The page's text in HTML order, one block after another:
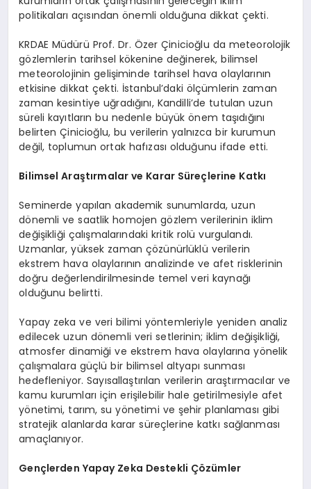
politikaları açısından önemli olduğuna dikkat çekti.
KRDAE Müdürü Prof. Dr. Özer Çinicioğlu da meteorolojik
gözlemlerin tarihsel kökenine değinerek, bilimsel
meteorolojinin gelişiminde tarihsel hava olaylarının
etkisine dikkat çekti. İstanbul’daki ölçümlerin zaman
zaman kesintiye uğradığını, Kandilli’de tutulan uzun
süreli kayıtların bu nedenle büyük önem taşıdığını
belirten Çinicioğlu, bu verilerin yalnızca bir kurumun
değil, toplumun ortak hafızası olduğunu ifade etti.
Bilimsel Araştırmalar ve Karar Süreçlerine Katkı
Seminerde yapılan akademik sunumlarda, uzun
dönemli ve saatlik homojen gözlem verilerinin iklim
değişikliği çalışmalarındaki kritik rolü vurgulandı.
Uzmanlar, yüksek zaman çözünürlüklü verilerin
ekstrem hava olaylarının analizinde ve afet risklerinin
doğru değerlendirilmesinde temel veri kaynağı
olduğunu belirtti.
Yapay zeka ve veri bilimi yöntemleriyle yeniden analiz
edilecek uzun dönemli veri setlerinin; iklim değişikliği,
atmosfer dinamiği ve ekstrem hava olaylarına yönelik
çalışmalara güçlü bir bilimsel altyapı sunması
hedefleniyor. Sayısallaştırılan verilerin araştırmacılar ve
kamu kurumları için erişilebilir hale getirilmesiyle afet
yönetimi, tarım, su yönetimi ve şehir planlaması gibi
stratejik alanlarda karar süreçlerine katkı sağlanması
amaçlanıyor.
Gençlerden Yapay Zeka Destekli Çözümler